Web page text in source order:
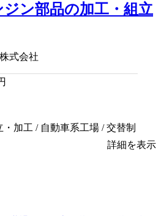
ン部品の加工・組立
式会社
加工 / 自動車系工場 / 交替制
詳細を表示